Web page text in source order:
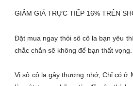
GIẢM GIÁ TRỰC TIẾP 16% TRÊN
Đặt mua ngay thỏi sô cô la bạn yêu
chắc chắn sẽ không để bạn thất vọng.
Vị sô cô la gây thương nhớ, Chỉ có ở